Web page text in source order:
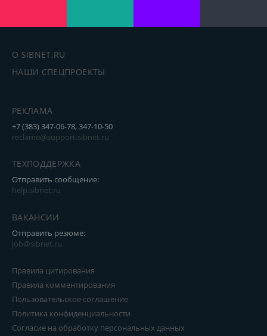
О SIBNET.RU
НАШИ СПЕЦПРОЕКТЫ
РЕКЛАМА
+7 (383) 347-06-78, 347-10-50
reclame@support.sibnet.ru
ТЕХПОДДЕРЖКА
Отправить сообщение:
help.sibnet.ru
ВАКАНСИИ
Отправить резюме:
job@sibnet.ru
Правила цитирования
Правила комментирования
Пользовательское соглашение
Политика конфиденциальности
Согласие на обработку персональных данных